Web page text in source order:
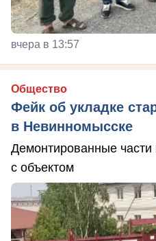
вчера в 13:57
Общество
Фейк об укладке
в Невинномысске
Демонтированные
с объектом